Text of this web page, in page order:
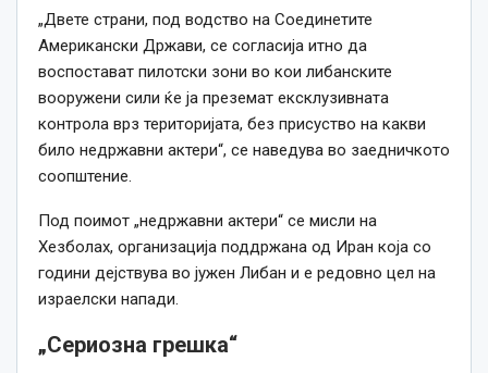
„Двете страни, под водство на Соединетите
Американски Држави, се согласија итно да
воспостават пилотски зони во кои либанските
вооружени сили ќе ја преземат ексклузивната
контрола врз територијата, без присуство на какви
било недржавни актери“, се наведува во заедничкото
соопштение.
Под поимот „недржавни актери“ се мисли на
Хезболах, организација поддржана од Иран која со
години дејствува во јужен Либан и е редовно цел на
израелски напади.
„Сериозна грешка“